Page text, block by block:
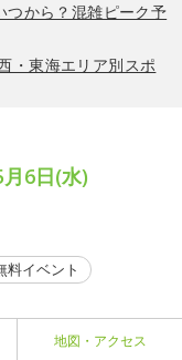
つから？混雑ピーク予
・東海エリア別スポ
6日(水)
料イベント
地図・アクセス